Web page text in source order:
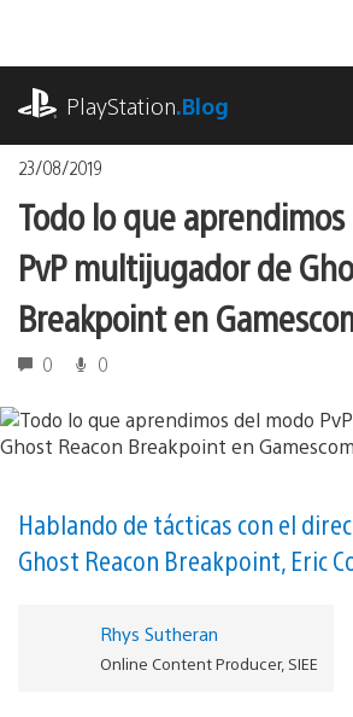
contenido
PlayStation.Blog
23/08/2019
Todo lo que
PvP multijugador de
Breakpoint en
0 0
Hablando de tácticas con el
Ghost Reacon Breakpoint, Eric
Rhys Sutheran
Online Content Producer, SIEE